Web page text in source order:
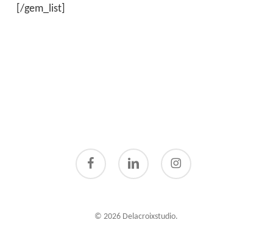
[/gem_list]
facebook linkedin instagram
© 2026 Delacroixstudio.